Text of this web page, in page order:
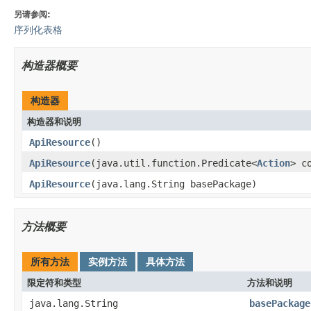
另请参阅:
序列化表格
构造器概要
构造器
构造器和说明
ApiResource()
ApiResource(java.util.function.Predicate<Action>
ApiResource(java.lang.String basePackage)
方法概要
所有方法 实例方法 具体方法
限定符和类型 方法和说明
java.lang.String basePackage